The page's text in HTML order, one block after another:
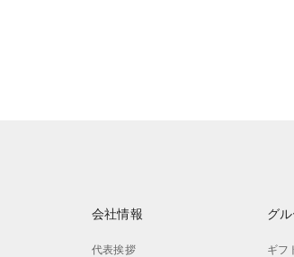
会社情報
代表挨拶
グ
ギフ